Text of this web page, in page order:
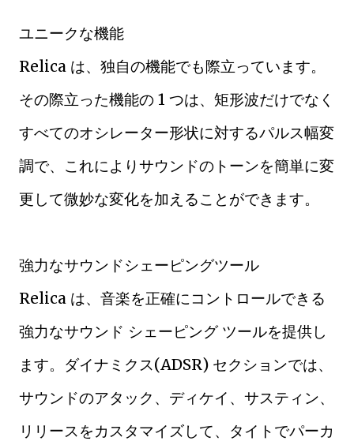
ユニークな機能
Relica は、独自の機能でも際立っています。
その際立った機能の 1 つは、矩形波だけでなく
すべてのオシレーター形状に対するパルス幅変
調で、これによりサウンドのトーンを簡単に変
更して微妙な変化を加えることができます。
強力なサウンドシェーピングツール
Relica は、音楽を正確にコントロールできる
強力なサウンド シェーピング ツールを提供し
ます。ダイナミクス(ADSR) セクションでは、
サウンドのアタック、ディケイ、サスティン、
リリースをカスタマイズして、タイトでパーカ